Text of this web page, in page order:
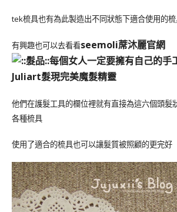
tek梳具也有為此製造出不同狀態下適合使用的
有興趣也可以去看看seemoli蓆沐麗官網
他們在護髮工具的欄位裡就有直接為這六個頭髮
各種梳具
使用了適合的梳具也可以讓髮質被照顧的更完好